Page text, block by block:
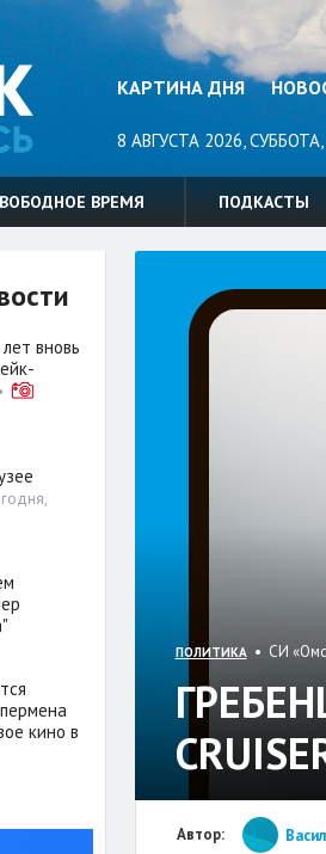
КАРТИНА ДНЯ
8 АВГУСТА 2026, СУББОТА,
ВРЕМЯ ПОДКАСТЫ
ПОЛИТИКА• СИ
Автор:
вновь
кино в